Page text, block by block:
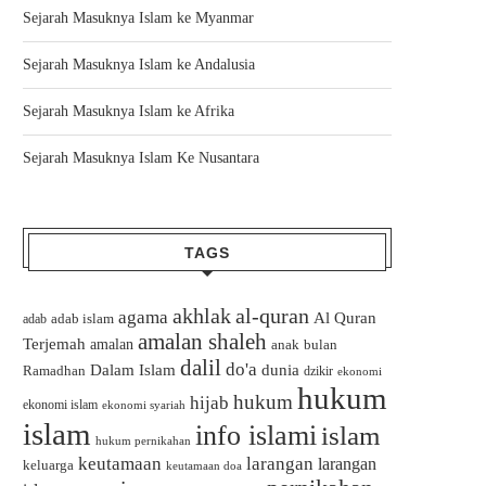
Sejarah Masuknya Islam ke Myanmar
Sejarah Masuknya Islam ke Andalusia
Sejarah Masuknya Islam ke Afrika
Sejarah Masuknya Islam Ke Nusantara
TAGS
adab adab islam agama akhlakal-quran Al Quran
Terjemah amalan amalan shaleh anak bulan
Ramadhan Dalam Islam dalil do'a dunia dzikir ekonomi
ekonomi islam ekonomi syariah hijab hukum hukum
islam hukum pernikahan info islamiislam
keluarga keutamaan keutamaan doa larangan larangan